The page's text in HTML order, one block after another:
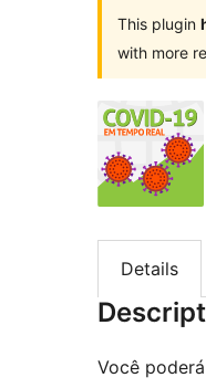
This plugin
with more
Details
Você